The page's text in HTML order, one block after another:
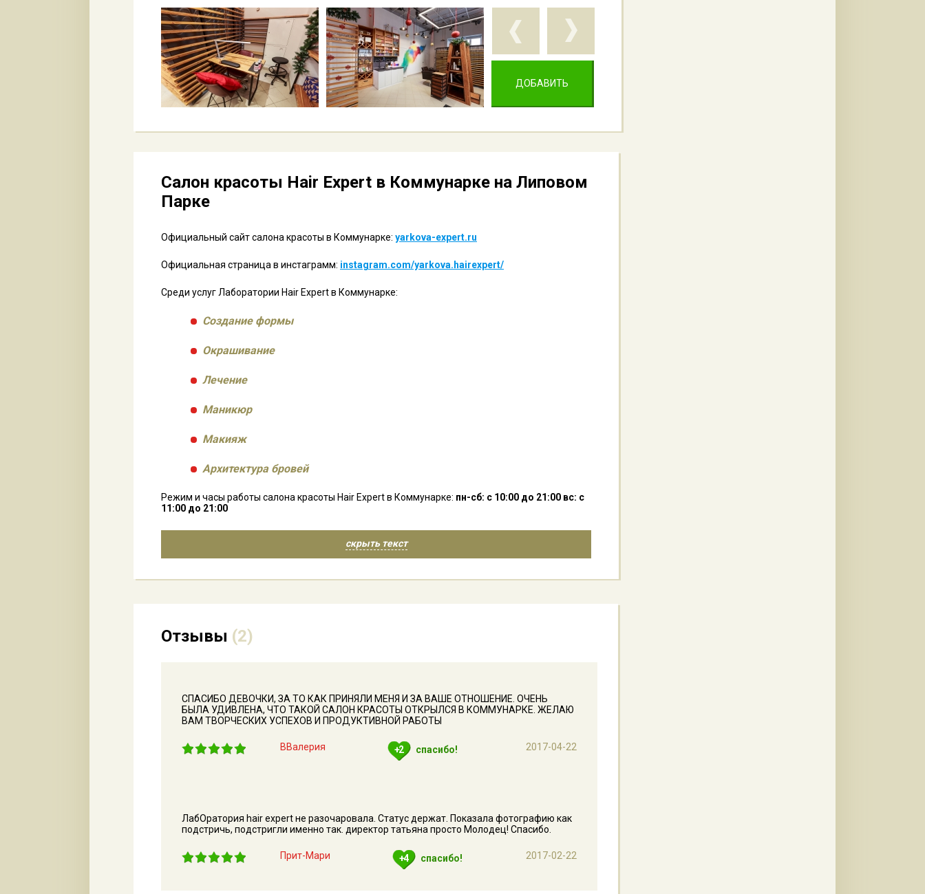
ДОБАВИТЬ
Салон красоты Hair Expert в Коммунарке на Липовом
Парке
Официальный сайт салона красоты в Коммунарке: yarkova-expert.ru
Официальная страница в инстаграмм: instagram.com/yarkova.hairexpert/
Среди услуг Лаборатории Hair Expert в Коммунарке:
Создание формы
Окрашивание
Лечение
Маникюр
Макияж
Архитектура бровей
Режим и часы работы салона красоты Hair Expert в Коммунарке: пн-сб: с 10:00 до 21:00 вс: с
11:00 до 21:00
скрыть текст
Отзывы (2)
СПАСИБО ДЕВОЧКИ, ЗА ТО КАК ПРИНЯЛИ МЕНЯ И ЗА ВАШЕ ОТНОШЕНИЕ. ОЧЕНЬ
БЫЛА УДИВЛЕНА, ЧТО ТАКОЙ САЛОН КРАСОТЫ ОТКРЫЛСЯ В КОММУНАРКЕ. ЖЕЛАЮ
ВАМ ТВОРЧЕСКИХ УСПЕХОВ И ПРОДУКТИВНОЙ РАБОТЫ
ВВалерия +2 спасибо! 2017-04-22
ЛабОратория hair expert не разочаровала. Статус держат. Показала фотографию как
подстричь, подстригли именно так. директор татьяна просто Молодец! Спасибо.
Прит-Мари +4 спасибо! 2017-02-22